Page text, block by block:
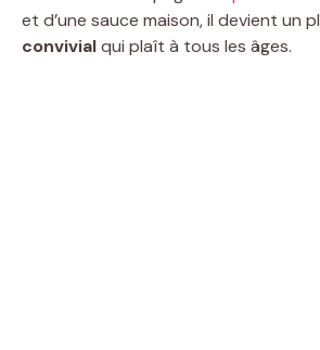
et d’une sauce maison, il devient un
convivialqui plaît à tous les âges.